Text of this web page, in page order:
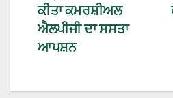
ਕੀਤਾ ਕਮਰਸ਼ੀਅਲ
ਐਲਪੀਜੀ ਦਾ ਸਸਤਾ
ਆਪਸ਼ਨ